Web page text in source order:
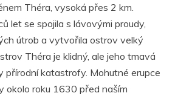
Théra, vysoká přes 2 km.
let se spojila s lávovými proudy,
útrob a vytvořila ostrov velký
Théra je klidný, ale jeho tmavá
přírodní katastrofy. Mohutné erupce
okolo roku 1630 před naším